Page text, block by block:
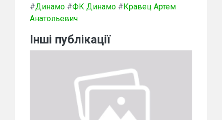
#Динамо #ФК Динамо #Кравец Артем
Анатольевич
Інші публікації